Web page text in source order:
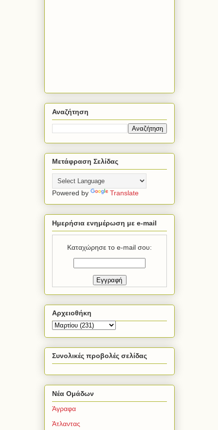
Αναζήτηση
Μετάφραση Σελίδας
Powered by Translate
Ημερήσια ενημέρωση με e-mail
Καταχώρησε το e-mail σου:
Αρχειοθήκη
Συνολικές προβολές σελίδας
Νέα Ομάδων
Άγραφα
Άτλαντας